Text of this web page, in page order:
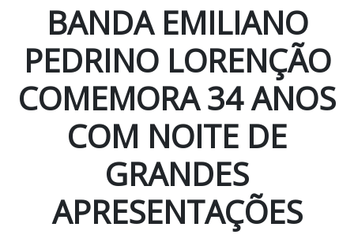
BANDA EMILIANO
PEDRINO LORENÇÃO
COMEMORA 34 ANOS
COM NOITE DE
GRANDES
APRESENTAÇÕES